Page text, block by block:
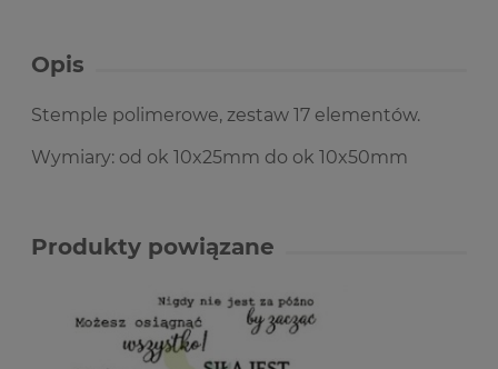
Opis
Stemple polimerowe, zestaw 17 elementów.
Wymiary: od ok 10x25mm do ok 10x50mm
Produkty powiązane